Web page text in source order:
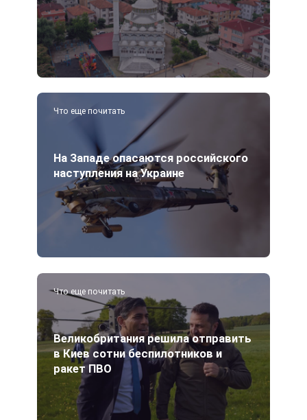
Что еще почитать
На Западе опасаются российского
наступления на Украине
Что еще почитать
Великобритания решила отправить
в Киев сотни беспилотников и
ракет ПВО